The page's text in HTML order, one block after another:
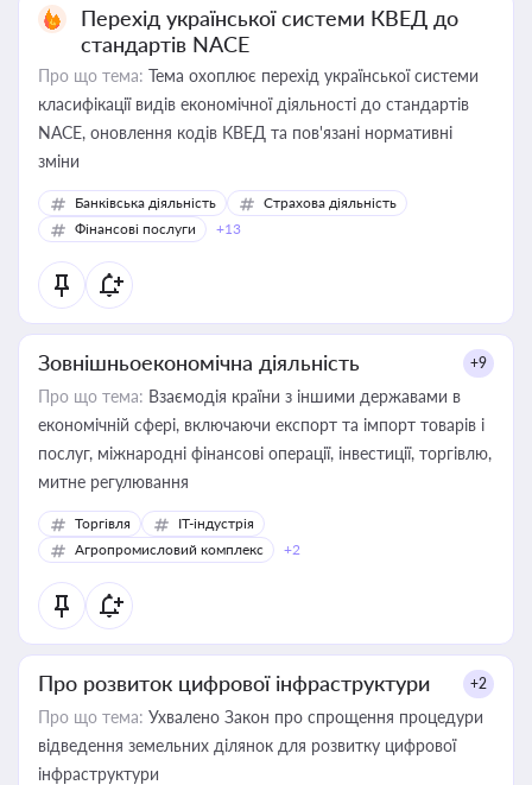
Перехід української системи КВЕД до
стандартів NACE
Про що тема: Тема охоплює перехід української системи
класифікації видів економічної діяльності до стандартів
NACE, оновлення кодів КВЕД та пов'язані нормативні
зміни
Банківська діяльність
Страхова діяльність
Фінансові послуги
+13
Зовнішньоекономічна діяльність +9
Про що тема: Взаємодія країни з іншими державами в
економічній сфері, включаючи експорт та імпорт товарів і
послуг, міжнародні фінансові операції, інвестиції, торгівлю,
митне регулювання
Торгівля
IT-індустрія
Агропромисловий комплекс
+2
Про розвиток цифрової інфраструктури +2
Про що тема: Ухвалено Закон про спрощення процедури
відведення земельних ділянок для розвитку цифрової
інфраструктури